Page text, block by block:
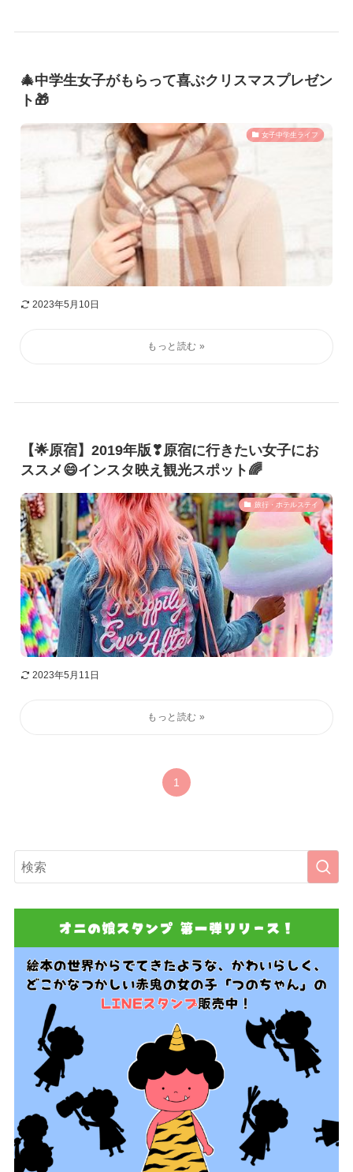
🎄中学生女子がもらって喜ぶクリスマスプレゼン
ト🎁
女子中学生ライフ
2023年5月10日
【🌟原宿】2019年版❣原宿に行きたい女子にお
ススメ😄インスタ映え観光スポット🌈
旅行・ホテルステイ
2023年5月11日
1